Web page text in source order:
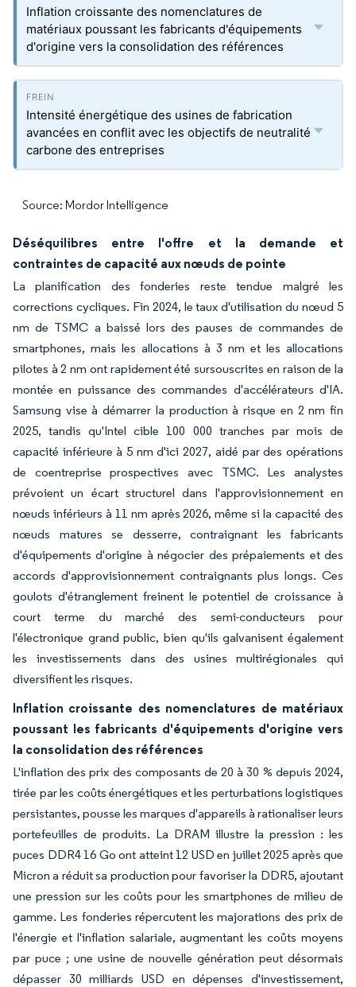
Inflation croissante des nomenclatures de
matériaux poussant les fabricants d'équipements
d'origine vers la consolidation des références
Intensité énergétique des usines de fabrication
avancées en conflit avec les objectifs de neutralité
carbone des entreprises
Source: Mordor Intelligence
Déséquilibres entre l'offre et la demande et
contraintes de capacité aux nœuds de pointe
La planification des fonderies reste tendue malgré les
corrections cycliques. Fin 2024, le taux d'utilisation du nœud 5
nm de TSMC a baissé lors des pauses de commandes de
smartphones, mais les allocations à 3 nm et les allocations
pilotes à 2 nm ont rapidement été sursouscrites en raison de la
montée en puissance des commandes d'accélérateurs d'IA.
Samsung vise à démarrer la production à risque en 2 nm fin
2025, tandis qu'Intel cible 100 000 tranches par mois de
capacité inférieure à 5 nm d'ici 2027, aidé par des opérations
de coentreprise prospectives avec TSMC. Les analystes
prévoient un écart structurel dans l'approvisionnement en
nœuds inférieurs à 11 nm après 2026, même si la capacité des
nœuds matures se desserre, contraignant les fabricants
d'équipements d'origine à négocier des prépaiements et des
accords d'approvisionnement contraignants plus longs. Ces
goulots d'étranglement freinent le potentiel de croissance à
court terme du marché des semi-conducteurs pour
l'électronique grand public, bien qu'ils galvanisent également
les investissements dans des usines multirégionales qui
diversifient les risques.
Inflation croissante des nomenclatures de matériaux
poussant les fabricants d'équipements d'origine vers
la consolidation des références
L'inflation des prix des composants de 20 à 30 % depuis 2024,
tirée par les coûts énergétiques et les perturbations logistiques
persistantes, pousse les marques d'appareils à rationaliser leurs
portefeuilles de produits. La DRAM illustre la pression : les
puces DDR4 16 Go ont atteint 12 USD en juillet 2025 après que
Micron a réduit sa production pour favoriser la DDR5, ajoutant
une pression sur les coûts pour les smartphones de milieu de
gamme. Les fonderies répercutent les majorations des prix de
l'énergie et l'inflation salariale, augmentant les coûts moyens
par puce ; une usine de nouvelle génération peut désormais
dépasser 30 milliards USD en dépenses d'investissement,